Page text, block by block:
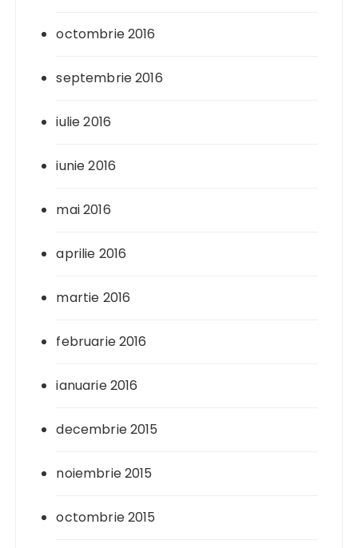
octombrie 2016
septembrie 2016
iulie 2016
iunie 2016
mai 2016
aprilie 2016
martie 2016
februarie 2016
ianuarie 2016
decembrie 2015
noiembrie 2015
octombrie 2015